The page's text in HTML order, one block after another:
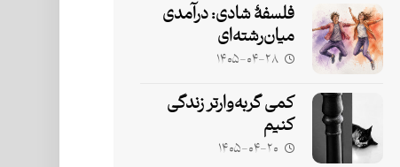
فلسفۀ شادی: درآمدی
میان‌رشته‌ای
۱۴۰۵-۰۴-۲۸
کمی گربه‌وارتر زندگی
کنیم
۱۴۰۵-۰۴-۲۰